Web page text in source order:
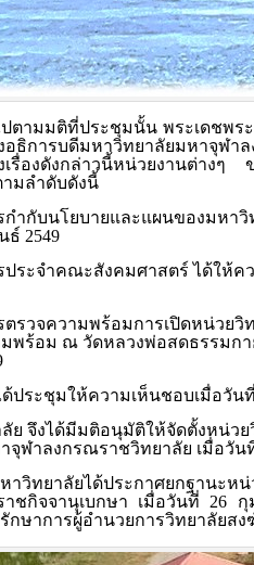
ปตามมติที่ประชุมนั้น พระเดชพ
อธิการบดีมหาวิทยาลัยมหาจุฬา
รื่องดังกล่าวนี้หน่วยงานต่างๆ
มลำดับดังนี้
ำกับนโยบายและแผนของมหา
ธ์ 2549
ระจำคณะสังคมศาสตร์ ได้ให้ค
รวจความพร้อมการเปิดหน่วยวิ
มพร้อม ณ วัดหลวงพ่อสดธรรมก
ประชุมให้ความเห็นชอบเมื่อวันที่
ย จึงได้มีมติอนุมัติให้จัดตั้งหน่ว
ฬาลงกรณราชวิทยาลัย เมื่อวันที่
ทยาลัยได้ประกาศยกฐานะหน่
าชกิจจานุเบกษา เมื่อวันที่ 26
ษาการผู้อำนวยการวิทยาลัยสง